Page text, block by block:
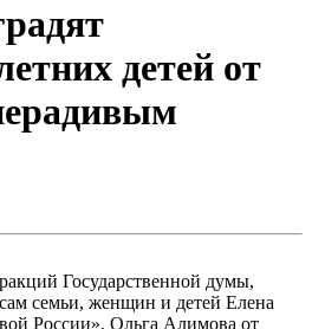
детей от
Государственной думы,
семьи, женщин и детей Елена
России», Ольга Алимова от